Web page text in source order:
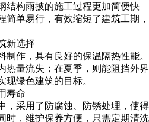
构雨披的施工过程更加简便快
简单易行，有效缩短了建筑工期，
新选择
作，具有良好的保温隔热性能。
热量流失；在夏季，则能阻挡外界
现绿色建筑的目标。
寿命
采用了防腐蚀、防锈处理，使得
时，维护保养方便，只需定期清洗